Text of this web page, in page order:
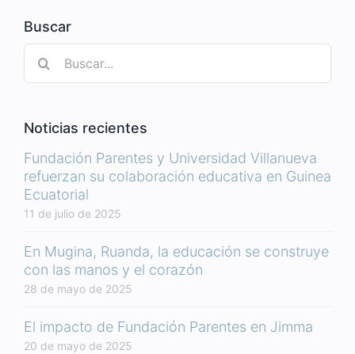
Buscar
Noticias recientes
Fundación Parentes y Universidad Villanueva
refuerzan su colaboración educativa en Guinea
Ecuatorial
11 de julio de 2025
En Mugina, Ruanda, la educación se construye
con las manos y el corazón
28 de mayo de 2025
El impacto de Fundación Parentes en Jimma
20 de mayo de 2025